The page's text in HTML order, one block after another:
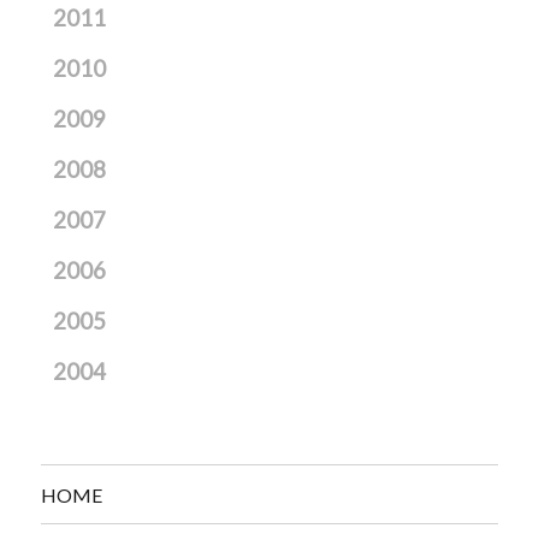
2011
2010
2009
2008
2007
2006
2005
2004
HOME